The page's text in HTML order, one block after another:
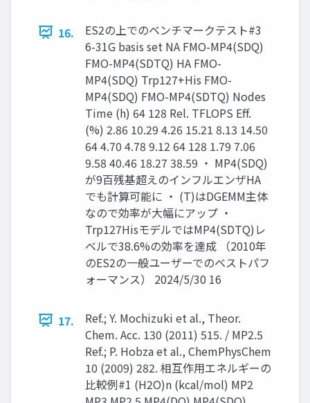
16.
ES2の上でのベンチマークテスト#3
6-31G basis set NA FMO-MP4(SDQ)
FMO-MP4(SDTQ) HA FMO-
MP4(SDQ) Trp127+His FMO-
MP4(SDQ) FMO-MP4(SDTQ) Nodes
Time (h) 64 128 Rel. TFLOPS Eff.
(%) 2.86 10.29 4.26 15.21 8.13 14.50
64 4.70 4.78 9.12 64 128 1.79 7.06
9.58 40.46 18.27 38.59 ・ MP4(SDQ)
が9百残基超えのインフルエンザHA
でも計算可能に ・ (T)はDGEMM主体
なので効率が大幅にアップ ・
Trp127HisモデルではMP4(SDTQ)レ
ベルで38.6%の効率を達成 （2010年
のES2の一般ユーザーでのベストパフ
ォーマンス） 2024/5/30 16
17.
Ref.; Y. Mochizuki et al., Theor.
Chem. Acc. 130 (2011) 515. / MP2.5
Ref.; P. Hobza et al., ChemPhysChem
10 (2009) 282. 相互作用エネルギーの
比較例#1 (H2O)n (kcal/mol) MP2